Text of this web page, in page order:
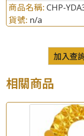
商品名稱: CHP-
貨號: n/a
加入查
相關商品